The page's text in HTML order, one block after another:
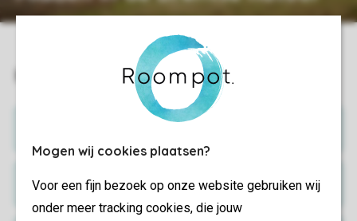
Mogen wij cookies plaatsen?
Voor een fijn bezoek op onze website gebruiken wij
onder meer tracking cookies, die jouw
Praktische informatie